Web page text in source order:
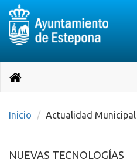
Destino:
Volver
inicio
Inicio Actualidad Municipal
NUEVAS TECNOLOGÍAS